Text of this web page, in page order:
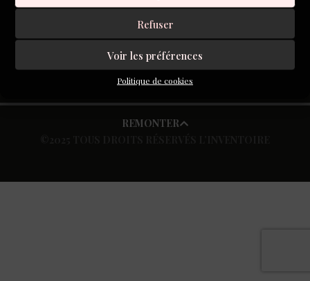
Refuser
Voir les préférences
Politique de cookies
S'inscrire à la newsletter
REMONTER